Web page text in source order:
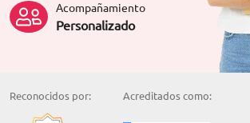
Acompañamiento
Personalizado
Reconocidos por: Acreditados como: